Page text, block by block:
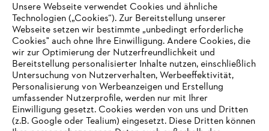
Zahlungsmöglichkeiten
Unsere Webseite verwendet Cookies und ähnliche
Technologien („Cookies“). Zur Bereitstellung unserer
Webseite setzen wir bestimmte „unbedingt erforderliche
Cookies" auch ohne Ihre Einwilligung. Andere Cookies, die
wir zur Optimierung der Nutzerfreundlichkeit und
Bereitstellung personalisierter Inhalte nutzen, einschließlich
Untersuchung von Nutzerverhalten, Werbeeffektivität,
Personalisierung von Werbeanzeigen und Erstellung
umfassender Nutzerprofile, werden nur mit Ihrer
Einwilligung gesetzt. Cookies werden von uns und Dritten
(z.B. Google oder Tealium) eingesetzt. Diese Dritten können